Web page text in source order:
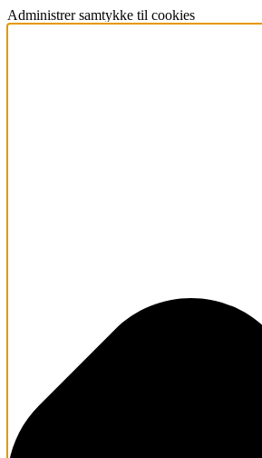
Administrer samtykke til cookies